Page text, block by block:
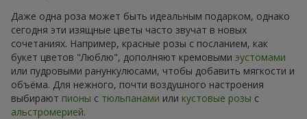
Даже одна роза может быть идеальным подарком, однако
сегодня эти изящные цветы часто звучат в новых
сочетаниях. Например, красные розы с посланием, как
букет цветов "Люблю", дополняют кремовыми эустомами
или пудровыми ранункулюсами, чтобы добавить мягкости и
объёма. Для нежного, почти воздушного настроения
выбирают пионы с тюльпанами или кустовые розы с
альстромерией.